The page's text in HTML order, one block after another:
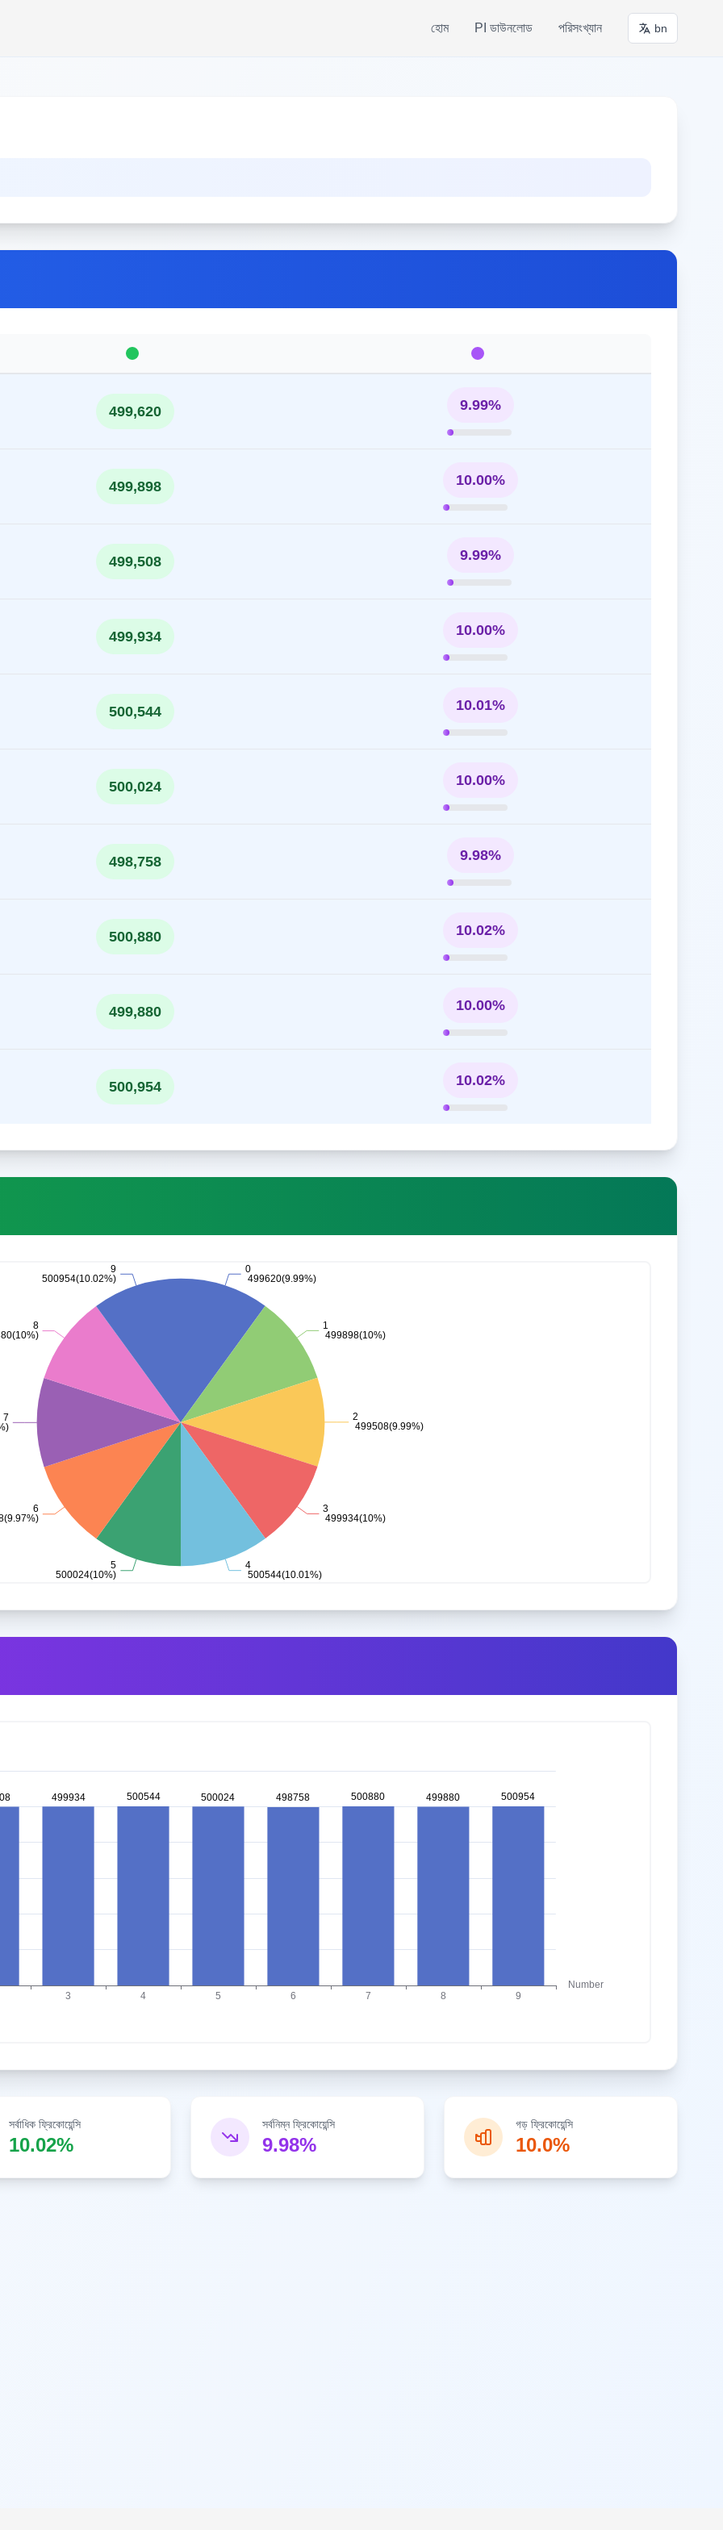
হোম PI ডাউনলোড পরিসংখ্যান bn
499,620 9.99%
499,898 10.00%
499,508 9.99%
499,934 10.00%
500,544 10.01%
500,024 10.00%
498,758 9.98%
500,880 10.02%
499,880 10.00%
500,954 10.02%
সর্বাধিক ফ্রিকোয়েন্সি
10.02%
সর্বনিম্ন ফ্রিকোয়েন্সি
9.98%
গড় ফ্রিকোয়েন্সি
10.0%